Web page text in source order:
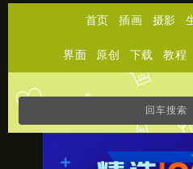
首页 插画 摄影
界面 原创 下载 教程